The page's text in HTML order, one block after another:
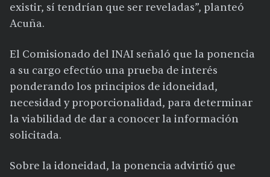
existir, sí tendrían que ser reveladas”, planteó
Acuña.
El Comisionado del INAI señaló que la ponencia
a su cargo efectúo una prueba de interés
ponderando los principios de idoneidad,
necesidad y proporcionalidad, para determinar
la viabilidad de dar a conocer la información
solicitada.
Sobre la idoneidad, la ponencia advirtió que